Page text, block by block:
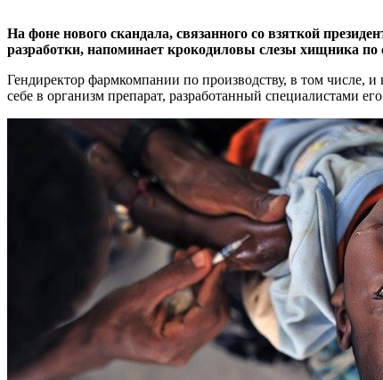
На фоне нового скандала, связанного со взяткой
разработки, напоминает крокодиловы слезы хищника по
Гендиректор фармкомпании по производству, в том числе,
себе в организм препарат, разработанный специалистами